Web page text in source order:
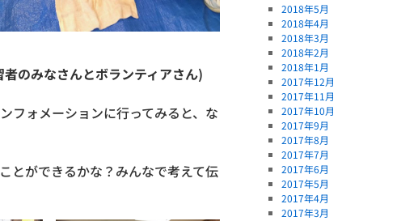
のみなさんとボランティアさん)
フォメーションに行ってみると、な
とができるかな？みんなで考えて伝
2018年5月
2018年4月
2018年3月
2018年2月
2018年1月
2017年12月
2017年11月
2017年10月
2017年9月
2017年8月
2017年7月
2017年6月
2017年5月
2017年4月
2017年3月